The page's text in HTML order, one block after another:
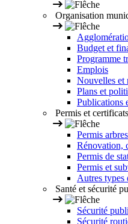
Organisation
Budget et
Programme
Emplois
Nouvelles et
Plans et
Publications
Permis et certificats
Permis
Rénovation,
Permis de
Permis et
Autres types
Santé et sécurité
Sécurité
Sécurité